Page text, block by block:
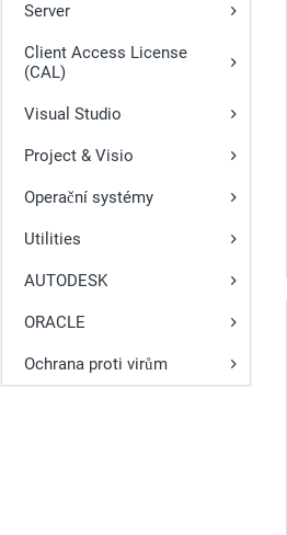
Server
Client Access License
(CAL)
Visual Studio
Project & Visio
Operační systémy
Utilities
AUTODESK
ORACLE
Ochrana proti virům